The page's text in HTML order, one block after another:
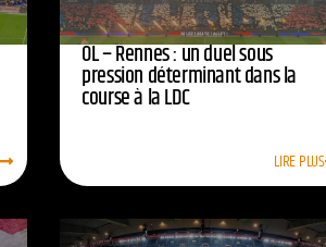
OL – Rennes : un duel sous
pression déterminant dans la
course à la LDC
LIRE PLUS